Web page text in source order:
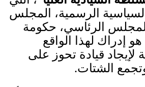
الرسمية، المجلس
المجلس الرئاسي، حكومة
هو إدراك لهذا الواقع
لإيجاد قيادة تحوز على
وتجمع الشتات.